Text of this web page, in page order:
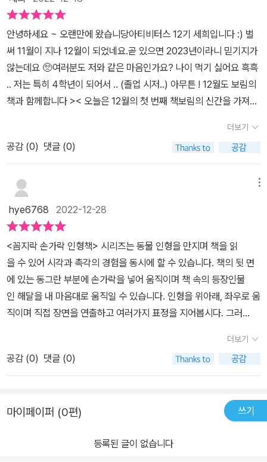
안녕하세요 ~ 오랜만에 왔습니당아티비터스 12기 세희입니다 :) 벌
써 11월이 지나 12월이 되었네요.곧 있으면 2023년이라니 믿기지가
않는데요 🥺여러분도 저와 같은 마음인가요? 나이 먹기 싫어요 흑흑
.. 저는 특히 4학년이 되어서 .. (졸업 시저..) 아무튼 ! 12월도 보림의
책과 함께합니다 >< 오늘은 12월의 첫 번째 책보림의 신간을 가져왔
락 인형책 시리즈“아기 해달 ” 🍼/ 저자 - 이미지북스보기만 해도 귀
여워서 기분이 좋아지는 손가락 인형책 _ 손가락 인형책을 마지막으
로 접한게 10년이 훌쩍 넘은 것 같은데, 보림 신간 손가락 인형책을
받게 되어서 정말 좋았어요 ŏ̥̥̥̥םŏ̥̥̥̥따뜻한 색감과 멋진 일러스트의 조
무 귀엽고, 인형에 손가락을 넣고 위아래, 좌우로 움직이며 장면에 어
울리는 모습이 되도록 연출해 보는 것도 아이들에게 너무 유익하고
재밌을 것 같다고 생각해요. 🧸근데 정말 귀엽지 않나요 ㅠㅠ 시각과
촉각을 동시에! 소근육 힘을 키워요.따뜻한 색감과 사랑스럽고 쉽고
분명한 일러스트로 만들어진 이 책은 아기들에게 풍부한 시각적 자극
으로 다가올 거예요. 더불어 아기가 직접 만지고 놀 수 있는 인형은 손
가락 힘을 키워 소근육 발달에 도움이 됩니다. 아기의 발달 과정을 함
께할 수 있는 귀엽고 사랑스러운 인형책입니다.💜🧡💜🧡게다가 이
시리즈는 가로세로 약 10cm의 작은 크기로, 집에서 시간을 보낼 때
증마크 KC마크와 유럽공동체인증마크인 CE마크✨ 를 받은 안전한
제품이랍니다. 믿고 읽을 수 있겠죠 ? 힐링되는 책이라 개인적으로도
형책 시리즈를 읽어보세요. 📢——————📚 보림 출판사에서 책
더보기
공감 (0) 댓글 (0)
hye6768 2022-12-28
<꼼지락 손가락 인형책> 시리즈는 동물 인형을 만지며 책을 읽
을 수 있어 시각과 촉각의 경험을 동시에 할 수 있습니다. 책의 뒷 면
에 있는 동그란 부분에 손가락을 넣어 움직이며 책 속의 등장인물
인 해달을 내 마음대로 움직일 수 있습니다. 인형을 위아래, 좌우로 움
직이며 직접 장면을 연출하고 여러가지 표정을 지어봅시다. 그러
운 일러스트를 통해 이야기는 더욱 풍부해지고 인형을 움직이는 과정
에서 손가락 힘을 키워 소근육 발달에 역시 도움이 됩니다. 아이의 발
달과정에도 도움을 주고, 여러가지 상호작용을 통해 다양한 경험 또
은 가로세로 10cm의 작은 크기로 휴대가 간편합니다. 집에서 뿐
를 할 수 있습니다. 또한 펼치는 쪽의 모서리가 동그랗게 제작된 보드
더보기
공감 (0) 댓글 (0)
마이페이퍼 (0편) 쓰기
등록된 글이 없습니다